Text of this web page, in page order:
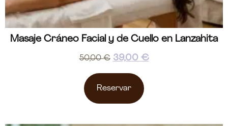
Masaje Cráneo Facial y de Cuello en Lanzahita
50,00€ 39,00 €
Reservar